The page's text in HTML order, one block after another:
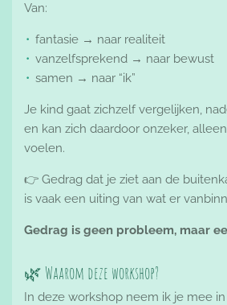
Van:
fantasie → naar realiteit
vanzelfsprekend → naar bewust
samen → naar “ik”
Je kind gaat zichzelf vergelijken,
en kan zich daardoor onzeker,
voelen.
👉 Gedrag dat je ziet aan de
is vaak een uiting van wat er
Gedrag is geen probleem, maar
🌿 Waarom deze workshop?
In deze workshop neem ik je mee